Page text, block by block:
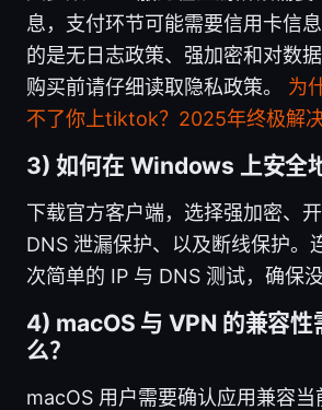
息，支付环节可能需要信用卡信
的是无日志政策、强加密和对数据
购买前请仔细读取隐私政策。 为
不了你上tiktok？2025年终极解
3) 如何在 Windows 上安全
下载官方客户端，选择强加密、
DNS 泄漏保护、以及断线保护。
次简单的 IP 与 DNS 测试，确保没
4) macOS 与 VPN 的兼容性
么？
macOS 用户需要确认应用兼容当